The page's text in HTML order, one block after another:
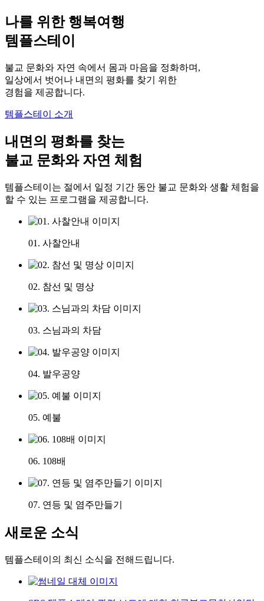
나를 위한 행복여행
템플스테이
불교 문화와 자연 속에서 몸과 마음을 정화하며,
일상에서 벗어나 내면의 평화를 찾기 위한
경험을 제공합니다.
템플스테이 소개
내면의 평화를 찾는
불교 문화와 자연 체험
템플스테이는 절에서 일정 기간 동안 불교 문화와 생활 체험을
할 수 있는 프로그램을 제공합니다.
01. 사찰안내
02. 참선 및 명상
03. 스님과의 차담
04. 발우공양
05. 예불
06. 108배
07. 연등 및 염주만들기
새로운 소식
템플스테이의 최신 소식을 전해드립니다.